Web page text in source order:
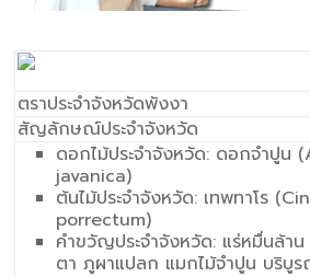
ตราประจำจังหวัดพังงา
สัญลักษณ์ประจำจังหวัด
ดอกไม้ประจำจังหวัด: ดอกจำปูน
javanica)
ต้นไม้ประจำจังหวัด: เทพทาโร
porrectum)
คำขวัญประจำจังหวัด: แร่หมื่นล้า
ตา ภูผาแปลก แมกไม้จำปูน บริบู